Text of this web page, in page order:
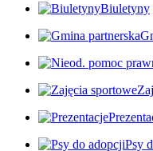
Biuletyny
Psy